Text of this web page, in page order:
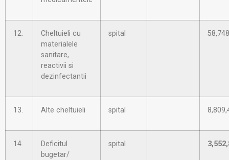
12.
Cheltuieli cu
materialele
sanitare,
reactivii si
dezinfectantii
spital
13. Alte cheltuieli spital
14.
Deficitul
bugetar/
spital